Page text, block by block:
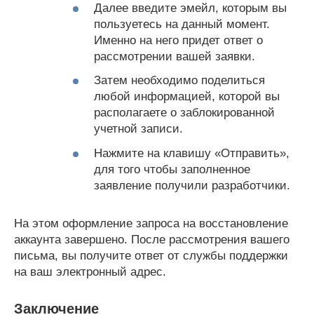
Далее введите эмейл, которым вы
пользуетесь на данный момент.
Именно на него придет ответ о
рассмотрении вашей заявки.
Затем необходимо поделиться
любой информацией, которой вы
располагаете о заблокированной
учетной записи.
Нажмите на клавишу «Отправить»,
для того чтобы заполненное
заявление получили разработчики.
На этом оформление запроса на восстановление
аккаунта завершено. После рассмотрения вашего
письма, вы получите ответ от службы поддержки
на ваш электронный адрес.
Заключение